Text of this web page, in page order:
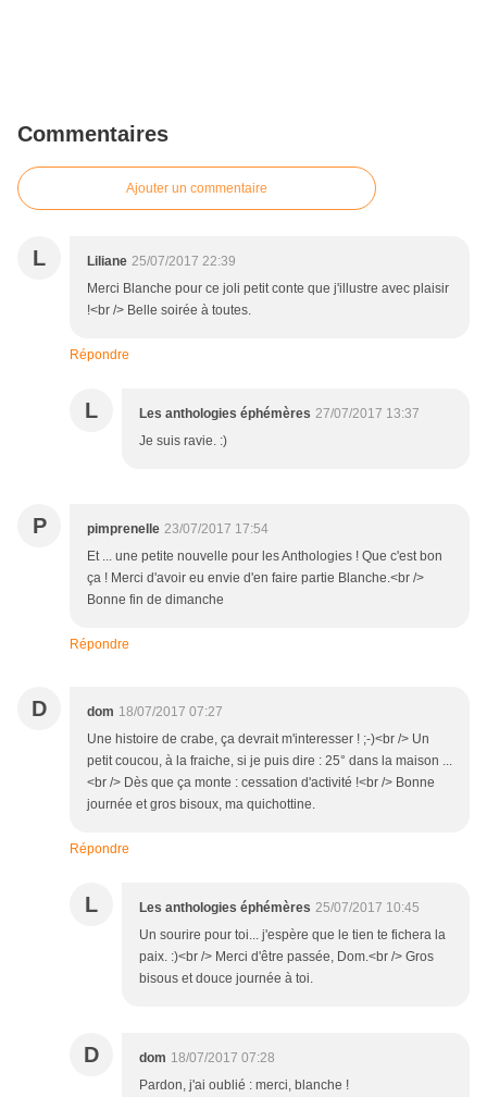
Commentaires
Ajouter un commentaire
L Liliane 25/07/2017 22:39
Merci Blanche pour ce joli petit conte que j'illustre avec plaisir
!<br /> Belle soirée à toutes.
Répondre
L Les anthologies éphémères 27/07/2017 13:37
Je suis ravie. :)
P pimprenelle 23/07/2017 17:54
Et ... une petite nouvelle pour les Anthologies ! Que c'est bon
ça ! Merci d'avoir eu envie d'en faire partie Blanche.<br />
Bonne fin de dimanche
Répondre
D dom 18/07/2017 07:27
Une histoire de crabe, ça devrait m'interesser ! ;-)<br /> Un
petit coucou, à la fraiche, si je puis dire : 25° dans la maison ...
<br /> Dès que ça monte : cessation d'activité !<br /> Bonne
journée et gros bisoux, ma quichottine.
Répondre
L Les anthologies éphémères 25/07/2017 10:45
Un sourire pour toi... j'espère que le tien te fichera la
paix. :)<br /> Merci d'être passée, Dom.<br /> Gros
bisous et douce journée à toi.
D dom 18/07/2017 07:28
Pardon, j'ai oublié : merci, blanche !